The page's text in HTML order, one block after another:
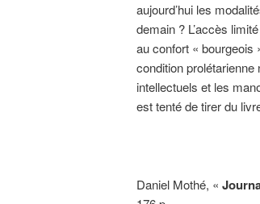
aujourd’hui les
demain ? L’accès
au confort « bourgeois
condition
intellectuels et les
est tenté de tirer du
Daniel Mothé, «